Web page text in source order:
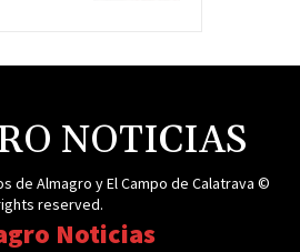
NOTICIAS
de Almagro y El Campo de Calatrava ©
reserved.
Noticias